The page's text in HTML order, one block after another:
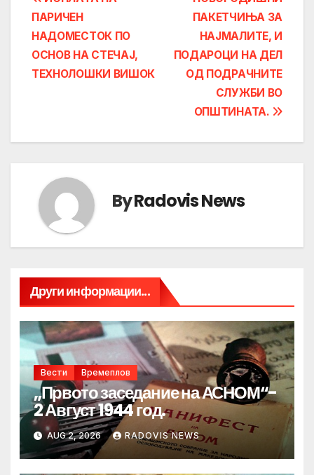
navigation
ПАКЕТЧИЊА ЗА
НАЈМАЛИТЕ, И
ПОДАРОЦИ НА ДЕЛ
ОД ПОДРАЧНИТЕ
СЛУЖБИ ВО
ОПШТИНАТА.
ПАРИЧЕН
НАДОМЕСТОК ПО
ОСНОВ НА СТЕЧАЈ,
ТЕХНОЛОШКИ ВИШОК
ByRadovis News
Други информации...
Вести Времеплов
„Првото заседание на АСНОМ“-
2 Август 1944 год.
AUG 2, 2026 RADOVIS NEWS